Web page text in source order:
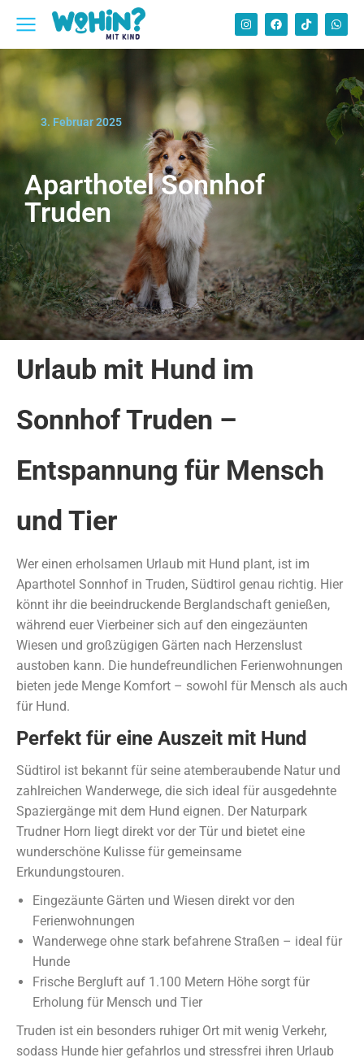
3. Februar 2025
Aparthotel Sonnhof
Truden
Urlaub mit Hund im
Sonnhof Truden –
Entspannung für Mensch
und Tier
Wer einen erholsamen Urlaub mit Hund plant, ist im
Aparthotel Sonnhof in Truden, Südtirol genau richtig. Hier
könnt ihr die beeindruckende Berglandschaft genießen,
während euer Vierbeiner sich auf den eingezäunten
Wiesen und großzügigen Gärten nach Herzenslust
austoben kann. Die hundefreundlichen Ferienwohnungen
bieten jede Menge Komfort – sowohl für Mensch als auch
für Hund.
Perfekt für eine Auszeit mit Hund
Südtirol ist bekannt für seine atemberaubende Natur und
zahlreichen Wanderwege, die sich ideal für ausgedehnte
Spaziergänge mit dem Hund eignen. Der Naturpark
Trudner Horn liegt direkt vor der Tür und bietet eine
wunderschöne Kulisse für gemeinsame
Erkundungstouren.
Eingezäunte Gärten und Wiesen direkt vor den
Ferienwohnungen
Wanderwege ohne stark befahrene Straßen – ideal für
Hunde
Frische Bergluft auf 1.100 Metern Höhe sorgt für
Erholung für Mensch und Tier
Truden ist ein besonders ruhiger Ort mit wenig Verkehr,
sodass Hunde hier gefahrlos und stressfrei ihren Urlaub